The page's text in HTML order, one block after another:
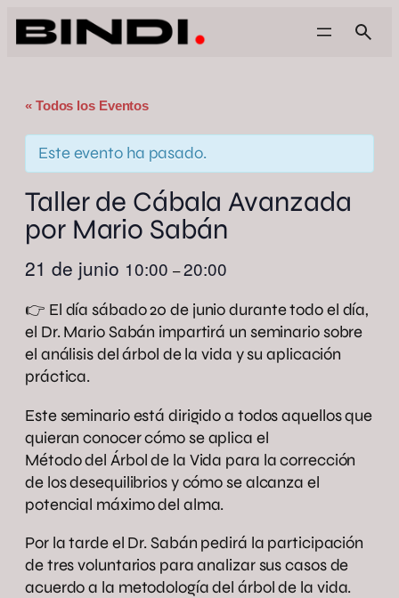
« Todos los Eventos
Este evento ha pasado.
Taller de Cábala Avanzada
por Mario Sabán
21 de junio 10:00 –20:00
👉 El día sábado 20 de junio durante todo el día,
el Dr. Mario Sabán impartirá un seminario sobre
el análisis del árbol de la vida y su aplicación
práctica.
Este seminario está dirigido a todos aquellos que
quieran conocer cómo se aplica el
Método del Árbol de la Vida para la corrección
de los desequilibrios y cómo se alcanza el
potencial máximo del alma.
Por la tarde el Dr. Sabán pedirá la participación
de tres voluntarios para analizar sus casos de
acuerdo a la metodología del árbol de la vida.